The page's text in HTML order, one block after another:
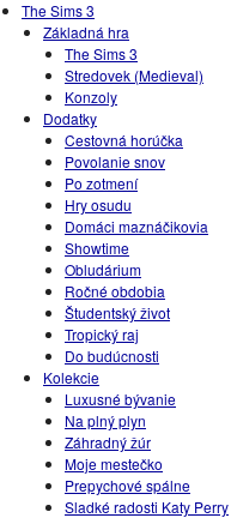
The Sims 3
Základná hra
The Sims 3
Stredovek (Medieval)
Konzoly
Dodatky
Cestovná horúčka
Povolanie snov
Po zotmení
Hry osudu
Domáci maznáčikovia
Showtime
Obludárium
Ročné obdobia
Študentský život
Tropický raj
Do budúcnosti
Kolekcie
Luxusné bývanie
Na plný plyn
Záhradný žúr
Moje mestečko
Prepychové spálne
Sladké radosti Katy Perry